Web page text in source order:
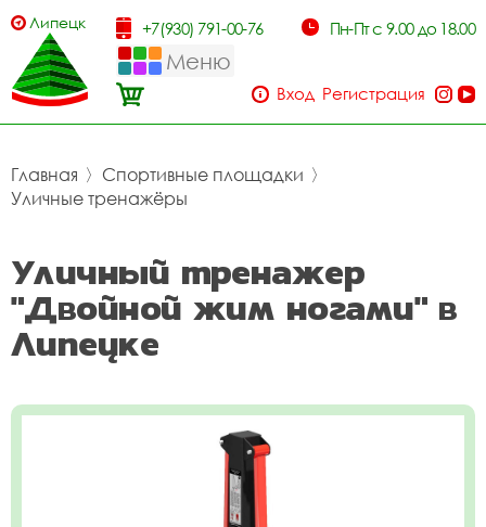
Липецк +7(930) 791-00-76 Пн-Пт с 9.00 до 18.00
Меню
Вход Регистрация
Главная 〉 Спортивные площадки 〉
Уличные тренажёры
Уличный тренажер
"Двойной жим ногами" в
Липецке